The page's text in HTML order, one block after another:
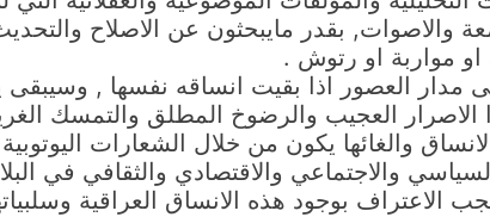
والاصوات, بقدر مايبحثون عن الاصلاح
مواربة او رتوش .
العصور اذا بقيت انساقه نفسها , وسيبقى
الاصرار العجيب والرضوخ المطلق والتمسك
والغائها يكون من خلال الشعارات
والاجتماعي والاقتصادي والثقافي في
الاعتراف بوجود هذه الانساق العراقية